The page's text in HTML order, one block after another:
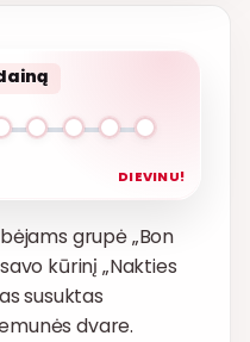
DIEVINU!
grupė „Bon
kūrinį „Nakties
susuktas
dvare.